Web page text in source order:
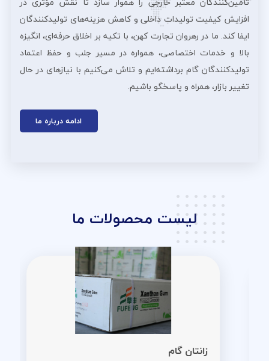
افزایش کیفیت تولیدات داخلی و کاهش هزینه‌های تولیدکنندگان
ایفا کند. ما در رهروان تجارت کهن، با تکیه بر اخلاق حرفه‌ای، انگیزه
بالا و خدمات اختصاصی، همواره در مسیر جلب و حفظ اعتماد
تولیدکنندگان گام برداشته‌ایم و تلاش می‌کنیم با نیازهای در حال
تغییر بازار، همراه و پاسخگو باشیم.
ادامه درباره ما
لیست محصولات ما
زانتان گام